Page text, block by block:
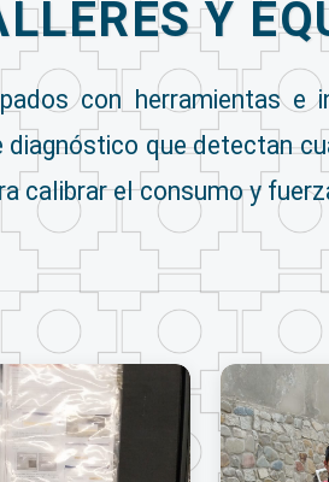
Y
con herramientas e
que detectan
calibrar el consumo y